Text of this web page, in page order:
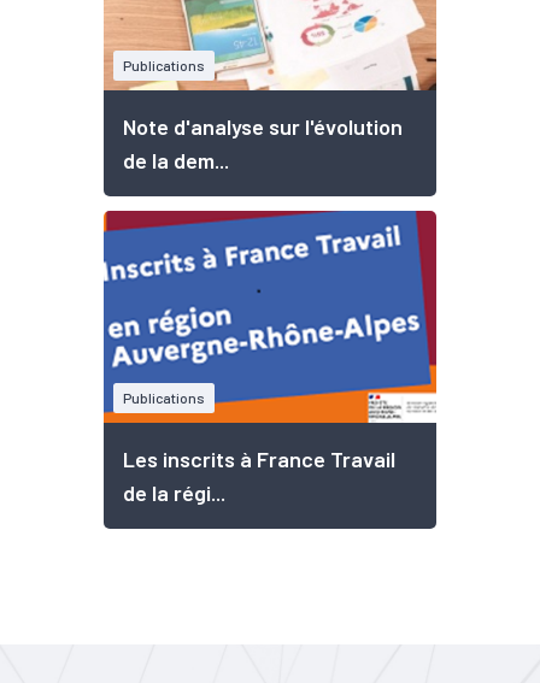
Publications
Note d'analyse sur l'évolution
de la dem...
Publications
Les inscrits à France Travail
de la régi...